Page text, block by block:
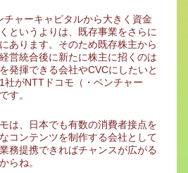
ャーキャピタルから大きく資金
というよりは、既存事業をさらに
あります。そのため既存株主から
営統合後に新たに株主に招くのは
発揮できる会社やCVCにしたいと
社がNTTドコモ（・ベンチャー
す。
は、日本でも有数の消費者接点を
コンテンツを制作する会社として
務提携できればチャンスが広がる
らね。